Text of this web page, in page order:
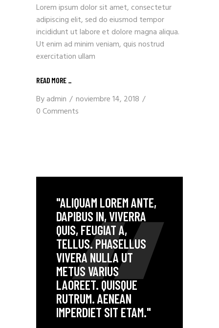
Lorem ipsum dolor sit amet, consectetur
adipiscing elit, sed do eiusmod tempor
incididunt ut labore et dolore magna aliqua.
Ut enim ad minim veniam, quis nostrud
exercitation ullam
READ MORE _
Byadmin
noviembre 14, 2018
0 Comments
"ALIQUAM LOREM ANTE,
DAPIBUS IN, VIVERRA
QUIS, FEUGIAT A,
TELLUS. PHASELLUS
VIVERA NULLA UT
METUS VARIUS
LAOREET. QUISQUE
RUTRUM. AENEAN
IMPERDIET SIT ETAM."